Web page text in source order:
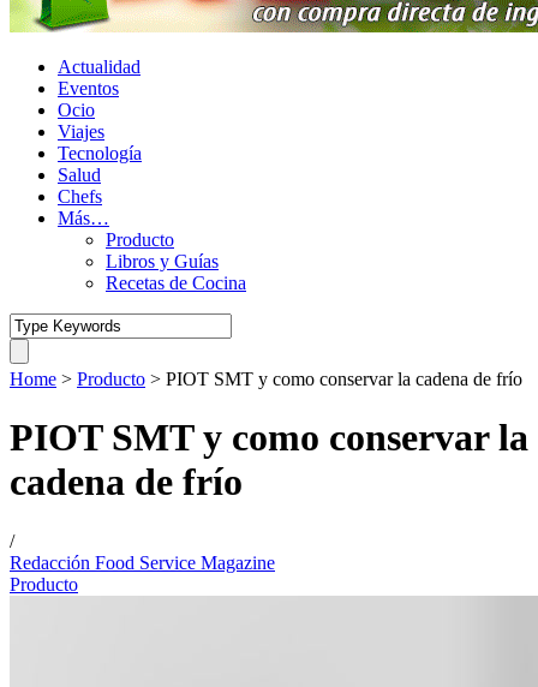
Actualidad
Eventos
Ocio
Viajes
Tecnología
Salud
Chefs
Más…
Producto
Libros y Guías
Recetas de Cocina
Home > Producto > PIOT SMT y como conservar la cadena de frío
PIOT SMT y como conservar la
cadena de frío
/
Redacción Food Service Magazine
Producto